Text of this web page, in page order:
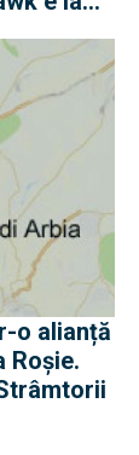
o alianță
Roșie.